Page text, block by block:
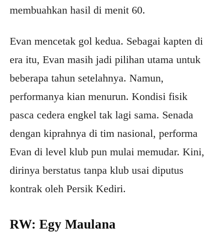
membuahkan hasil di menit 60.
Evan mencetak gol kedua. Sebagai kapten di
era itu, Evan masih jadi pilihan utama untuk
beberapa tahun setelahnya. Namun,
performanya kian menurun. Kondisi fisik
pasca cedera engkel tak lagi sama. Senada
dengan kiprahnya di tim nasional, performa
Evan di level klub pun mulai memudar. Kini,
dirinya berstatus tanpa klub usai diputus
kontrak oleh Persik Kediri.
RW: Egy Maulana